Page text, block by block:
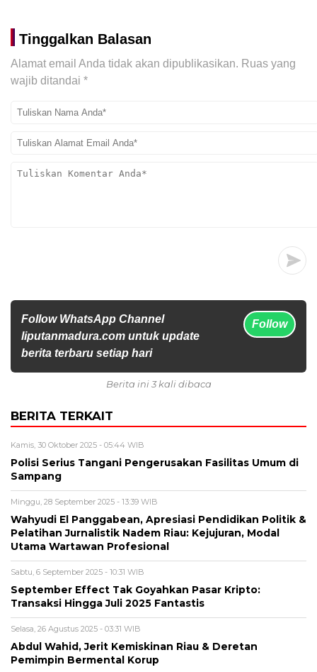
Tinggalkan Balasan
Alamat email Anda tidak akan dipublikasikan. Ruas yang
wajib ditandai *
Follow WhatsApp Channel
liputanmadura.com untuk update
berita terbaru setiap hari
Follow
Berita ini 3 kali dibaca
BERITA TERKAIT
Kamis, 30 Oktober 2025 - 05:44 WIB
Polisi Serius Tangani Pengerusakan Fasilitas Umum di
Sampang
Minggu, 28 September 2025 - 13:39 WIB
Wahyudi El Panggabean, Apresiasi Pendidikan Politik &
Pelatihan Jurnalistik Nadem Riau: Kejujuran, Modal
Utama Wartawan Profesional
Sabtu, 6 September 2025 - 10:31 WIB
September Effect Tak Goyahkan Pasar Kripto:
Transaksi Hingga Juli 2025 Fantastis
Selasa, 26 Agustus 2025 - 03:31 WIB
Abdul Wahid, Jerit Kemiskinan Riau & Deretan
Pemimpin Bermental Korup